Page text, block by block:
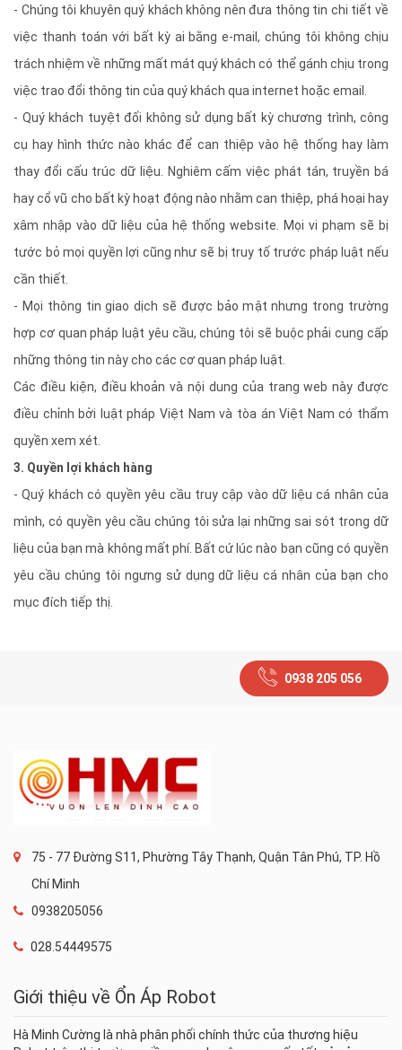
- Chúng tôi khuyên quý khách không nên đưa thông tin chi tiết về
việc thanh toán với bất kỳ ai bằng e-mail, chúng tôi không chịu
trách nhiệm về những mất mát quý khách có thể gánh chịu trong
việc trao đổi thông tin của quý khách qua internet hoặc email.
- Quý khách tuyệt đối không sử dụng bất kỳ chương trình, công
cụ hay hình thức nào khác để can thiệp vào hệ thống hay làm
thay đổi cấu trúc dữ liệu. Nghiêm cấm việc phát tán, truyền bá
hay cổ vũ cho bất kỳ hoạt động nào nhằm can thiệp, phá hoại hay
xâm nhập vào dữ liệu của hệ thống website. Mọi vi phạm sẽ bị
tước bỏ mọi quyền lợi cũng như sẽ bị truy tố trước pháp luật nếu
cần thiết.
- Mọi thông tin giao dịch sẽ được bảo mật nhưng trong trường
hợp cơ quan pháp luật yêu cầu, chúng tôi sẽ buộc phải cung cấp
những thông tin này cho các cơ quan pháp luật.
Các điều kiện, điều khoản và nội dung của trang web này được
điều chỉnh bởi luật pháp Việt Nam và tòa án Việt Nam có thẩm
quyền xem xét.
3. Quyền lợi khách hàng
- Quý khách có quyền yêu cầu truy cập vào dữ liệu cá nhân của
mình, có quyền yêu cầu chúng tôi sửa lại những sai sót trong dữ
liệu của bạn mà không mất phí. Bất cứ lúc nào bạn cũng có quyền
yêu cầu chúng tôi ngưng sử dụng dữ liệu cá nhân của bạn cho
mục đích tiếp thị.
0938 205 056
75 - 77 Đường S11, Phường Tây Thạnh, Quận Tân Phú, TP. Hồ
Chí Minh
0938205056
028.54449575
Giới thiệu về Ổn Áp Robot
Hà Minh Cường là nhà phân phối chính thức của thương hiệu